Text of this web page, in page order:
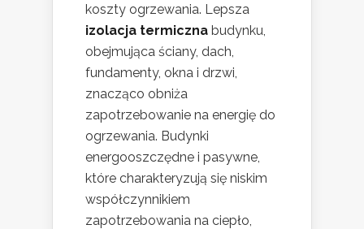
koszty ogrzewania. Lepsza
izolacja termiczna budynku,
obejmująca ściany, dach,
fundamenty, okna i drzwi,
znacząco obniża
zapotrzebowanie na energię do
ogrzewania. Budynki
energooszczędne i pasywne,
które charakteryzują się niskim
współczynnikiem
zapotrzebowania na ciepło,